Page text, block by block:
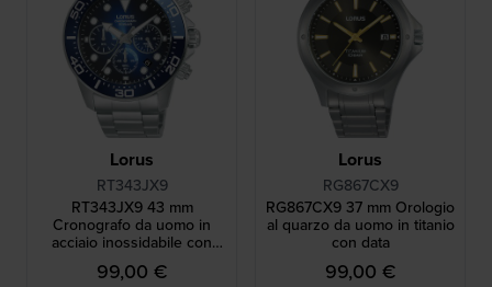
Lorus
RT343JX9
RT343JX9 43 mm
Cronografo da uomo in
acciaio inossidabile con
data
99,00 €
Lorus
RG867CX9
RG867CX9 37 mm Orologio
al quarzo da uomo in titanio
con data
99,00 €